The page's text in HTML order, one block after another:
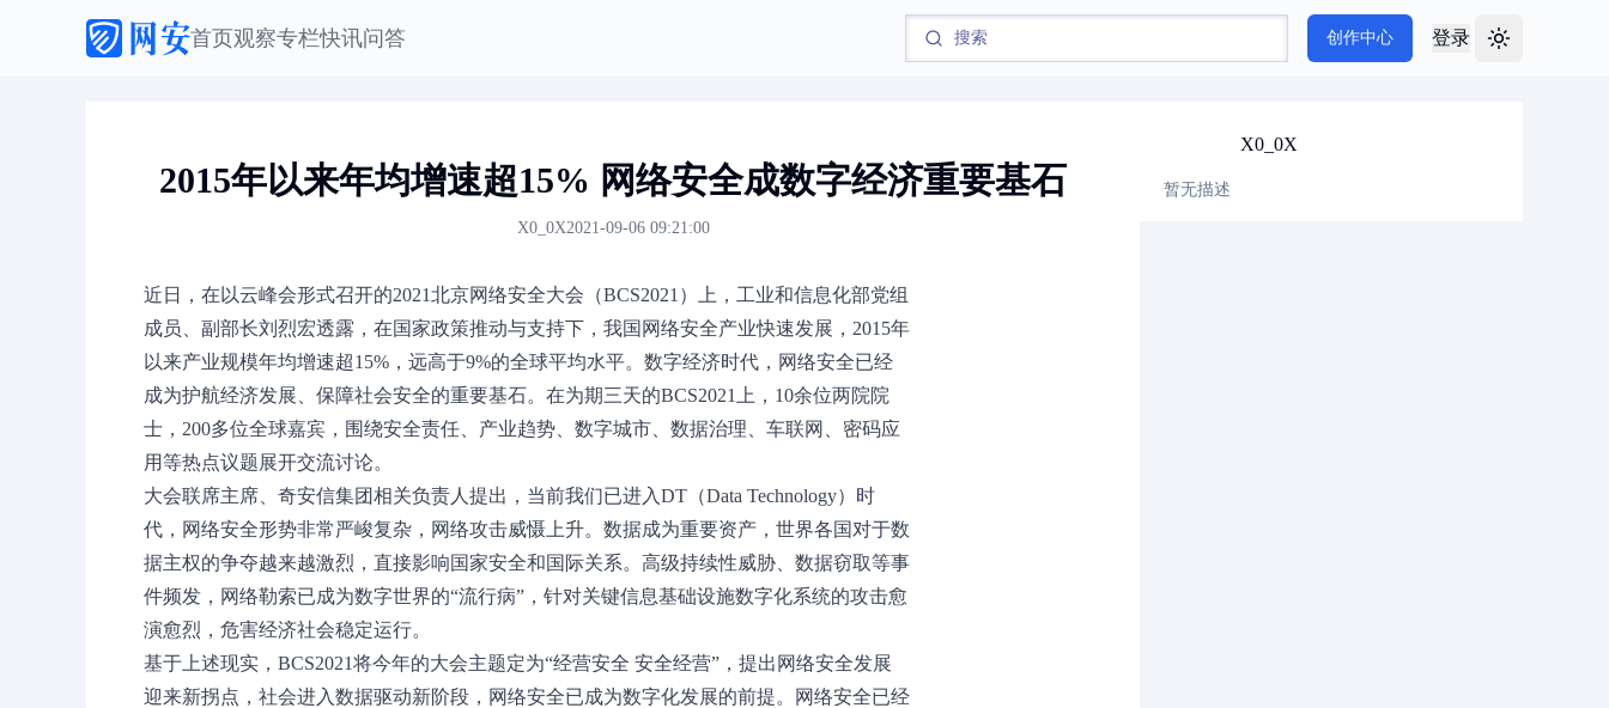
首页观察专栏快讯问答 创作中心 登录 Toggle theme
2015年以来年均增速超15% 网络安全成数字经济重要基石
X0_0X2021-09-06 09:21:00
近日，在以云峰会形式召开的2021北京网络安全大会（BCS2021）上，工业和信息化部党组
成员、副部长刘烈宏透露，在国家政策推动与支持下，我国网络安全产业快速发展，2015年
以来产业规模年均增速超15%，远高于9%的全球平均水平。数字经济时代，网络安全已经
成为护航经济发展、保障社会安全的重要基石。在为期三天的BCS2021上，10余位两院院
士，200多位全球嘉宾，围绕安全责任、产业趋势、数字城市、数据治理、车联网、密码应
用等热点议题展开交流讨论。
大会联席主席、奇安信集团相关负责人提出，当前我们已进入DT（Data Technology）时
代，网络安全形势非常严峻复杂，网络攻击威慑上升。数据成为重要资产，世界各国对于数
据主权的争夺越来越激烈，直接影响国家安全和国际关系。高级持续性威胁、数据窃取等事
件频发，网络勒索已成为数字世界的“流行病”，针对关键信息基础设施数字化系统的攻击愈
演愈烈，危害经济社会稳定运行。
基于上述现实，BCS2021将今年的大会主题定为“经营安全 安全经营”，提出网络安全发展
迎来新拐点，社会进入数据驱动新阶段，网络安全已成为数字化发展的前提。网络安全已经
X0_0X
暂无描述